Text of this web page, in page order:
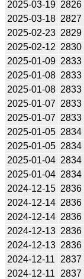
2025-03-19 2826
2025-03-18 2827
2025-02-23 2829
2025-02-12 2830
2025-01-09 2833
2025-01-08 2833
2025-01-08 2833
2025-01-07 2833
2025-01-07 2833
2025-01-05 2834
2025-01-05 2834
2025-01-04 2834
2025-01-04 2834
2024-12-15 2836
2024-12-14 2836
2024-12-14 2836
2024-12-13 2836
2024-12-13 2836
2024-12-11
2837
2024-12-11
2837